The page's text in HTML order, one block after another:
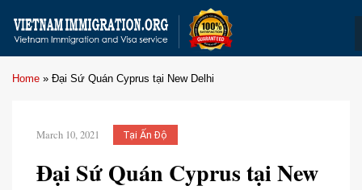
Home » Đại Sứ Quán Cyprus tại New Delhi
March 10, 2021 Tại Ấn Độ
Đại Sứ Quán Cyprus tại New